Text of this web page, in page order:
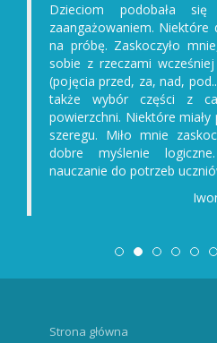
Dzieciom podobała
zaangażowaniem. Niektóre
na próbę. Zaskoczyło
sobie z rzeczami
(pojęcia przed, za, nad,
także wybór części z
powierzchni. Niektóre
szeregu. Miło mnie
dobre myślenie
nauczanie do potrzeb
Strona główna